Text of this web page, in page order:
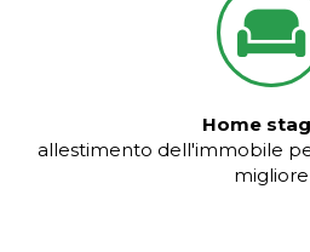
Home
allestimento dell'immobile
migliore